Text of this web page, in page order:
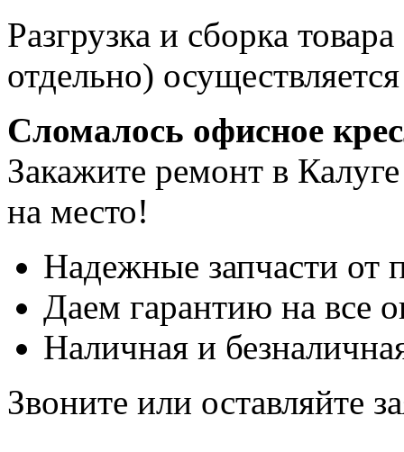
Разгрузка и сборка
отдельно)
Сломалось офисное
Закажите ремонт в
на место!
Надежные запчасти от
Даем гарантию на все
Наличная и
Звоните или оставляйте